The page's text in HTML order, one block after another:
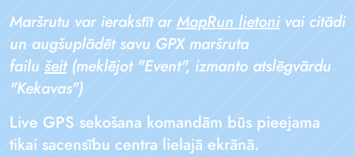
Maršrutu var ierakstīt arMapRun lietonivai citādi
un augšuplādēt savu GPX maršruta
failu šeit(meklējot "Event", izmanto atslēgvārdu
"Kekavas")
Live GPS sekošana komandām būs pieejama
tikai sacensību centra lielajā ekrānā.